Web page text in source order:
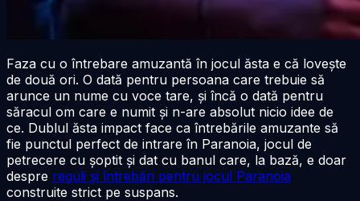
Faza cu o întrebare amuzantă în jocul ăsta e că lovește
de două ori. O dată pentru persoana care trebuie să
arunce un nume cu voce tare, și încă o dată pentru
săracul om care e numit și n-are absolut nicio idee de
ce. Dublul ăsta impact face ca întrebările amuzante să
fie punctul perfect de intrare în Paranoia, jocul de
petrecere cu șoptit și dat cu banul care, la bază, e doar
despre reguli și întrebări pentru jocul Paranoia
construite strict pe suspans.